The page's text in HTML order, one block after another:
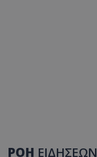
ΡΟΗ ΕΙΔΗΣΕΩΝ